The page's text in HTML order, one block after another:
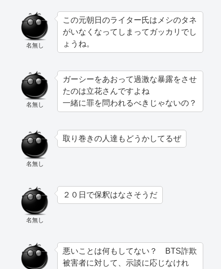
名無し
この元朝日のライター氏はメシのタネ
がいなくなってしまってガッカリでし
ょうね。
名無し
ガーシーをあおって過激な暴露をさせ
たのは立花さんですよね
一緒に罪を問われるべきじゃないの？
名無し
取り巻きの人達もどうかしてるぜ
名無し
２０日で保釈はなさそうだ
悪いことは何もしてない？ BTS詐欺
被害者に対して、示談に応じなけれ